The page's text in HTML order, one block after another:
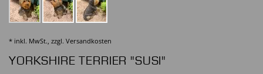
* inkl. MwSt., zzgl. Versandkosten
YORKSHIRE TERRIER "SUSI"